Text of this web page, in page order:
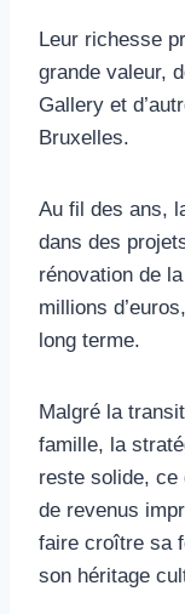
Leur richesse
grande valeur,
Gallery et
Bruxelles.
Au fil des ans,
dans des
rénovation de
millions
long terme.
Malgré la
famille, la
reste solide, ce
de revenus
faire croître sa
son héritage